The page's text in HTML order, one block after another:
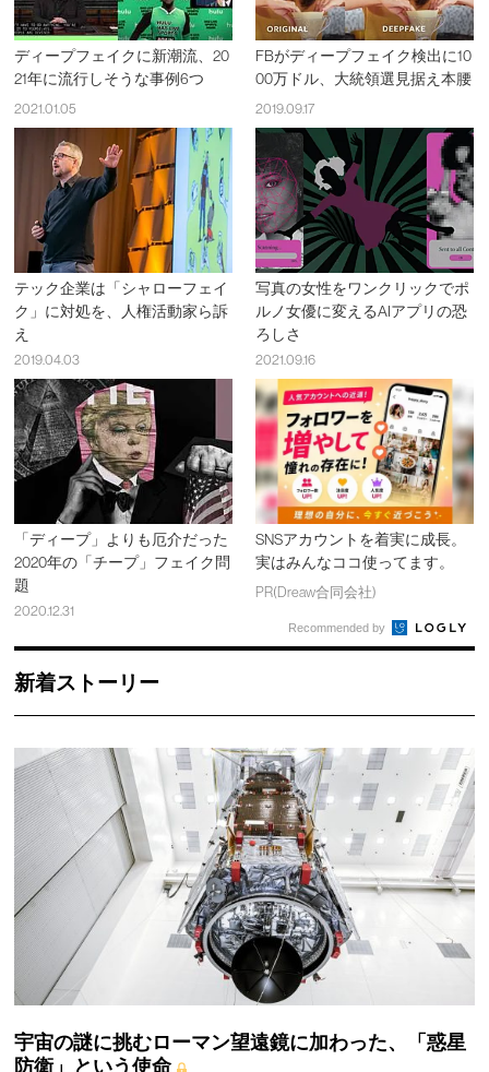
ディープフェイクに新潮流、20
21年に流行しそうな事例6つ
2021.01.05
FBがディープフェイク検出に10
00万ドル、大統領選見据え本腰
2019.09.17
テック企業は「シャローフェイ
ク」に対処を、人権活動家ら訴
え
2019.04.03
写真の女性をワンクリックでポ
ルノ女優に変えるAIアプリの恐
ろしさ
2021.09.16
「ディープ」よりも厄介だった
2020年の「チープ」フェイク問
題
2020.12.31
SNSアカウントを着実に成長。
実はみんなココ使ってます。
PR(Dreaw合同会社)
Recommended by
新着ストーリー
宇宙の謎に挑むローマン望遠鏡に加わった、「惑星